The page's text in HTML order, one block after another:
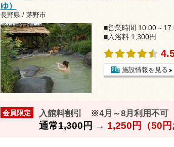
ゆ）
長野県 / 茅野市
■営業時間 10:00～
■入浴料 1,300円
施設情報を見る
会員限定 入館料割引 ※4月～8月利用不可
通常1,300円→ 1,250円（50円